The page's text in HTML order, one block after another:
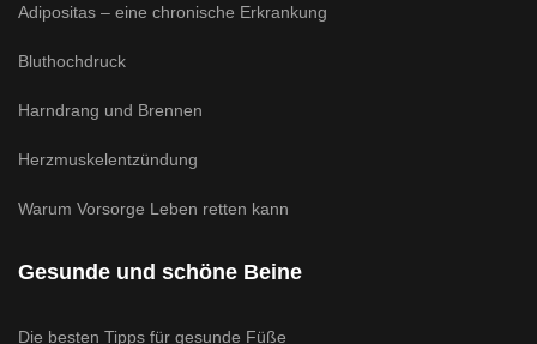
Adipositas – eine chronische Erkrankung
Bluthochdruck
Harndrang und Brennen
Herzmuskelentzündung
Warum Vorsorge Leben retten kann
Gesunde und schöne Beine
Die besten Tipps für gesunde Füße